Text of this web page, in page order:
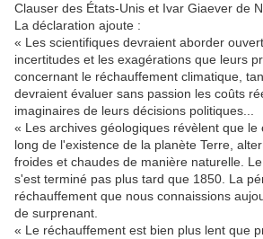
Clauser des États-Unis et Ivar Giaever de
La déclaration ajoute :
« Les scientifiques devraient aborder
incertitudes et les exagérations que leurs
concernant le réchauffement climatique,
devraient évaluer sans passion les coûts
imaginaires de leurs décisions politiques...
« Les archives géologiques révèlent que le
long de l'existence de la planète Terre,
froides et chaudes de manière naturelle.
s'est terminé pas plus tard que 1850. La
réchauffement que nous connaissions
de surprenant.
« Le réchauffement est bien plus lent que